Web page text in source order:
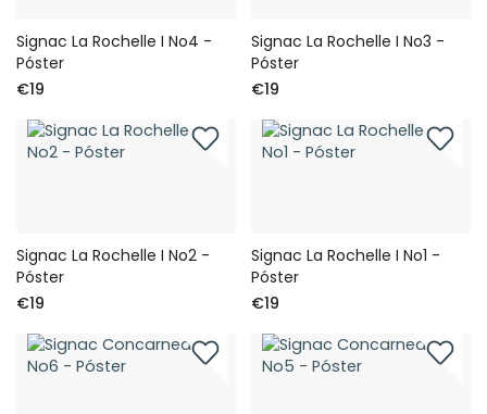
Signac La Rochelle I No4 -
Póster
€19
Signac La Rochelle I No3 -
Póster
€19
Signac La Rochelle I No2 -
Póster
€19
Signac La Rochelle I No1 -
Póster
€19